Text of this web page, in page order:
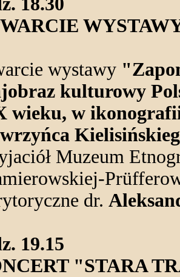
wystawy
kulturowy
wieku, w ikonografii
Muzeum
dr.
19.15
"STARA